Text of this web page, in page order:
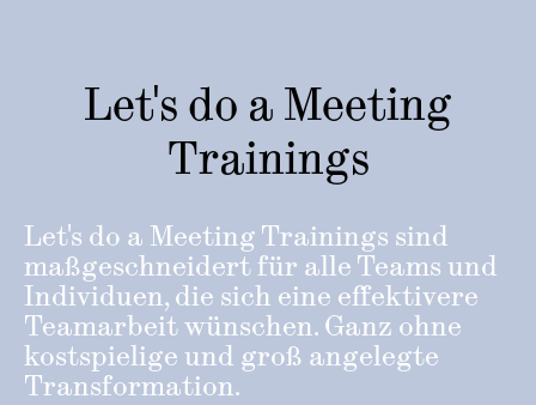
Let's do a Meeting
Trainings
Let's do a Meeting Trainings sind
maßgeschneidert für alle Teams und
Individuen, die sich eine effektivere
Teamarbeit wünschen. Ganz ohne
kostspielige und groß angelegte
Transformation.